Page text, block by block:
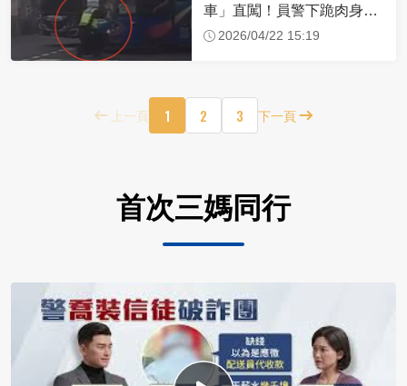
車」直闖！員警下跪肉身擋
車：讓行人先過
2026/04/22 15:19
上一頁 1 2 3 下一頁
首次三媽同行